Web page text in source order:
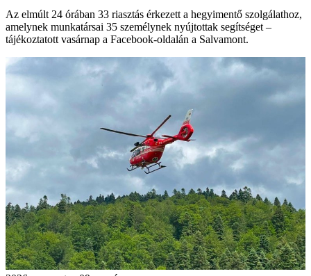
Az elmúlt 24 órában 33 riasztás érkezett a hegyimentő szolgálathoz,
amelynek munkatársai 35 személynek nyújtottak segítséget –
tájékoztatott vasárnap a Facebook-oldalán a Salvamont.